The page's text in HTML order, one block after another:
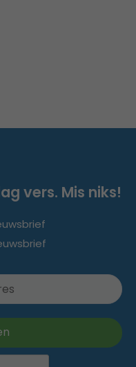
vers. Mis niks!